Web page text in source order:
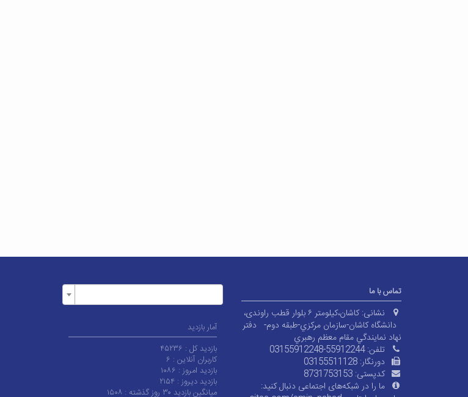
تماس با ما
نشانی: کاشان،کیلومتر ۶ بلوار قطب راوندی،
دانشگاه کاشان-سازمان مرکزي-طبقه دوم- دفتر
نهاد نمايندگي مقام معظم رهبري
تلفن:03155912248-55912244
دورنگار: 03155511128
کدپستی: 8731753153
ما را در شبکه‌های اجتماعی دنبال کنید:
آمار بازدید
بازدید کل : ۴۵۲۳۶
کاربران آنلاین : ۶
بازدید امروز : ۱۰۸۶
بازدید دیروز : ۲۱۵۴
میانگین بازدید ۳۰ روز گذشته :
۱۵۰۸